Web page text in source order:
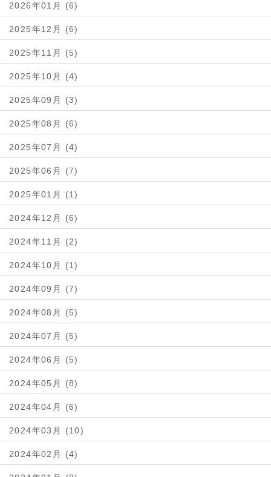
2026年01月 (6)
2025年12月 (6)
2025年11月 (5)
2025年10月 (4)
2025年09月 (3)
2025年08月 (6)
2025年07月 (4)
2025年06月 (7)
2025年01月 (1)
2024年12月 (6)
2024年11月 (2)
2024年10月 (1)
2024年09月 (7)
2024年08月 (5)
2024年07月 (5)
2024年06月 (5)
2024年05月 (8)
2024年04月 (6)
2024年03月 (10)
2024年02月 (4)